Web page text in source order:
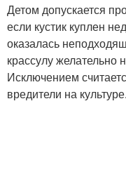
Детом допускается
если кустик куплен
оказалась
крассулу желательно
Исключением
вредители на культуре.